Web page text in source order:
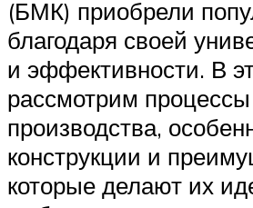
(БМК) приобрели
благодаря своей
и эффективности. В
рассмотрим
производства,
конструкции и
которые делают их